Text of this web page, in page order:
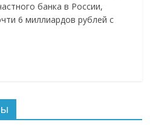
банка в России,
6 миллиардов рублей с